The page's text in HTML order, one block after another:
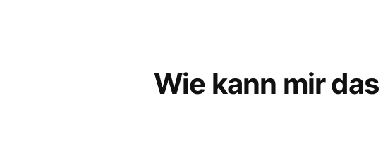
Wie kann mir